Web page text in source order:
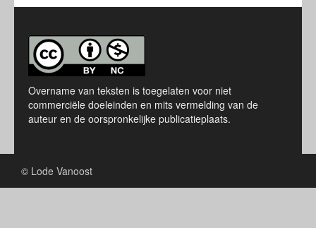
Overname van teksten is toegelaten voor niet
commerciële doeleinden en mits vermelding van de
auteur en de oorspronkelijke publicatieplaats.
© Lode Vanoost